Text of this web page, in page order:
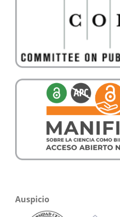
Auspicio